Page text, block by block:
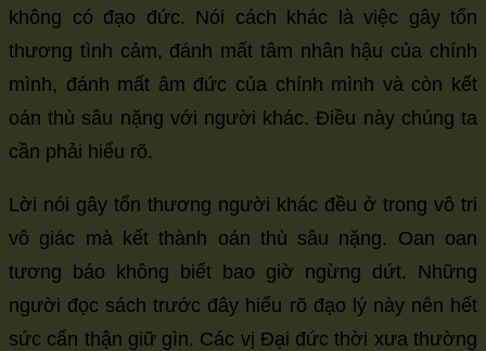
không có đạo đức. Nói cách khác là việc gây tổn
thương tình cảm, đánh mất tâm nhân hậu của chính
mình, đánh mất âm đức của chính mình và còn kết
oán thù sâu nặng với người khác. Điều này chúng ta
cần phải hiểu rõ.
Lời nói gây tổn thương người khác đều ở trong vô tri
vô giác mà kết thành oán thù sâu nặng. Oan oan
tương báo không biết bao giờ ngừng dứt. Những
người đọc sách trước đây hiểu rõ đạo lý này nên hết
sức cẩn thận giữ gìn. Các vị Đại đức thời xưa thường